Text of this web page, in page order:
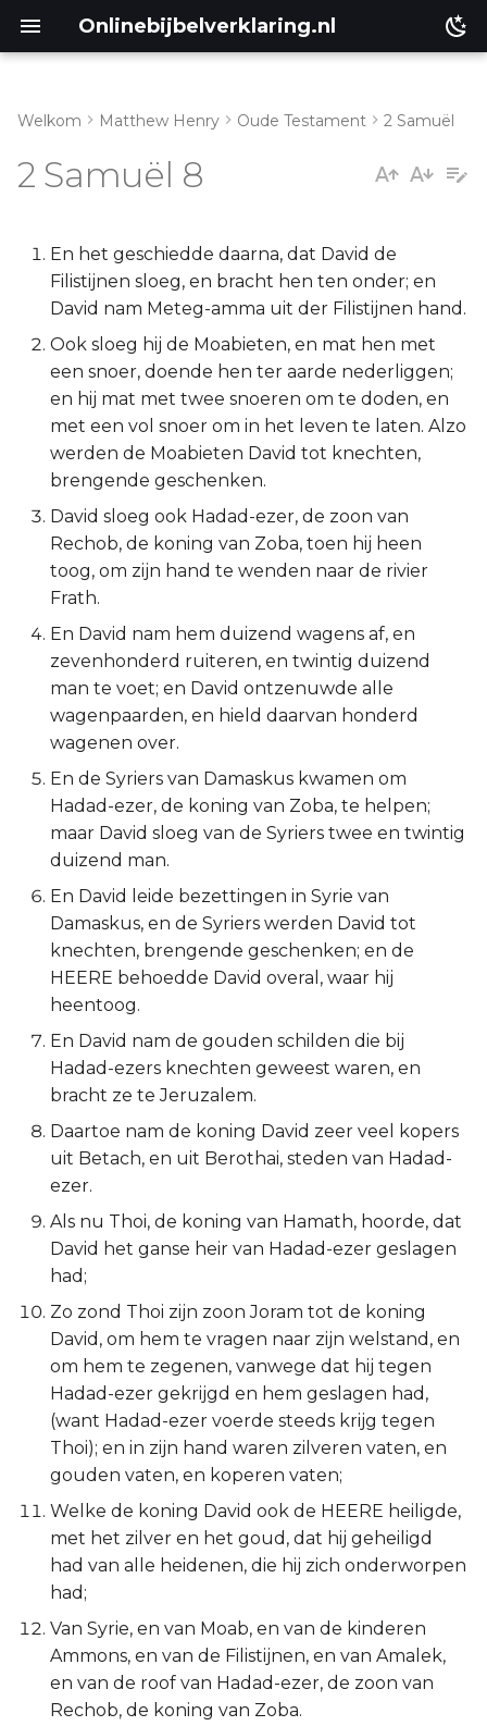
Onlinebijbelverklaring.nl
2 Samuël 8:9-14
2 Samuël 8:15-18
Lukas
Johannes
Handelingen
Romeinen
1 Korinthe
2 Korinthe
Galaten
Éfeze
Filipenzen
Kolossenzen
1 Thessalonicenzen
2 Thessalonicenzen
1 Timótheüs
2 Timótheüs
Titus
Filémon
Hebreeën
Jakobus
1 Petrus
2 Petrus
1 Johannes
2 Johannes
3 Johannes
Judas
Openbaring
Welkom Matthew Henry Oude Testament 2 Samuël
2 Samuël 8
En het geschiedde daarna, dat David de
Filistijnen sloeg, en bracht hen ten onder; en
David nam Meteg-amma uit der Filistijnen hand.
Ook sloeg hij de Moabieten, en mat hen met
een snoer, doende hen ter aarde nederliggen;
en hij mat met twee snoeren om te doden, en
met een vol snoer om in het leven te laten. Alzo
werden de Moabieten David tot knechten,
brengende geschenken.
David sloeg ook Hadad-ezer, de zoon van
Rechob, de koning van Zoba, toen hij heen
toog, om zijn hand te wenden naar de rivier
Frath.
En David nam hem duizend wagens af, en
zevenhonderd ruiteren, en twintig duizend
man te voet; en David ontzenuwde alle
wagenpaarden, en hield daarvan honderd
wagenen over.
En de Syriers van Damaskus kwamen om
Hadad-ezer, de koning van Zoba, te helpen;
maar David sloeg van de Syriers twee en twintig
duizend man.
En David leide bezettingen in Syrie van
Damaskus, en de Syriers werden David tot
knechten, brengende geschenken; en de
HEERE behoedde David overal, waar hij
heentoog.
En David nam de gouden schilden die bij
Hadad-ezers knechten geweest waren, en
bracht ze te Jeruzalem.
Daartoe nam de koning David zeer veel kopers
uit Betach, en uit Berothai, steden van Hadad-
ezer.
Als nu Thoi, de koning van Hamath, hoorde, dat
David het ganse heir van Hadad-ezer geslagen
had;
Zo zond Thoi zijn zoon Joram tot de koning
David, om hem te vragen naar zijn welstand, en
om hem te zegenen, vanwege dat hij tegen
Hadad-ezer gekrijgd en hem geslagen had,
(want Hadad-ezer voerde steeds krijg tegen
Thoi); en in zijn hand waren zilveren vaten, en
gouden vaten, en koperen vaten;
Welke de koning David ook de HEERE heiligde,
met het zilver en het goud, dat hij geheiligd
had van alle heidenen, die hij zich onderworpen
had;
Van Syrie, en van Moab, en van de kinderen
Ammons, en van de Filistijnen, en van Amalek,
en van de roof van Hadad-ezer, de zoon van
Rechob, de koning van Zoba.